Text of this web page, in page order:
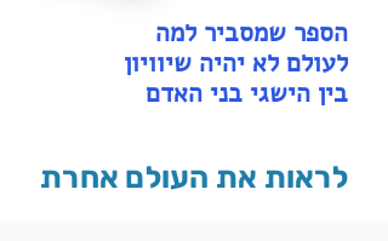
הספר שמסביר למה
לעולם לא יהיה שיוויון
בין הישגי בני האדם
לראות את העולם אחרת